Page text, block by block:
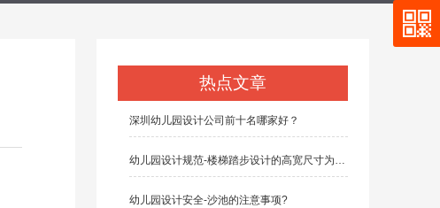
热点文章
深圳幼儿园设计公司前十名哪家好？
幼儿园设计规范-楼梯踏步设计的高宽尺寸为多少？
幼儿园设计安全-沙池的注意事项?